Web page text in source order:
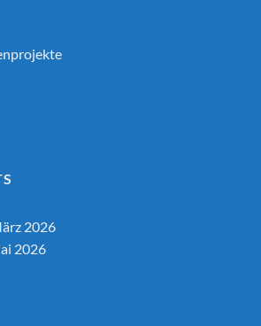
2026
2026